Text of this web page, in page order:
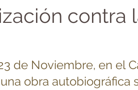
contra
obra autobiográfica